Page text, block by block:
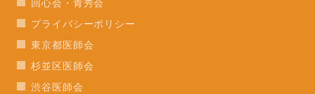
回心会・青秀会
プライバシーポリシー
東京都医師会
杉並区医師会
渋谷医師会